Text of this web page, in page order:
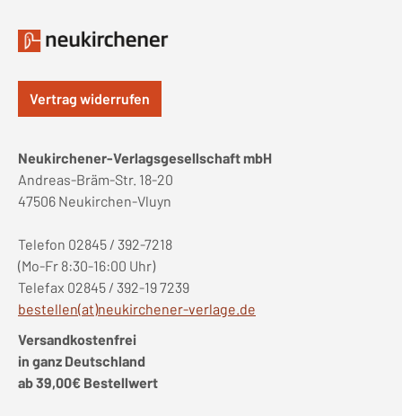
Vertrag widerrufen
Neukirchener-Verlagsgesellschaft mbH
Andreas-Bräm-Str. 18-20
47506 Neukirchen-Vluyn
Telefon 02845 / 392-7218
(Mo-Fr 8:30-16:00 Uhr)
Telefax 02845 / 392-19 7239
bestellen(at)neukirchener-verlage.de
Versandkostenfrei
in ganz Deutschland
ab 39,00€ Bestellwert